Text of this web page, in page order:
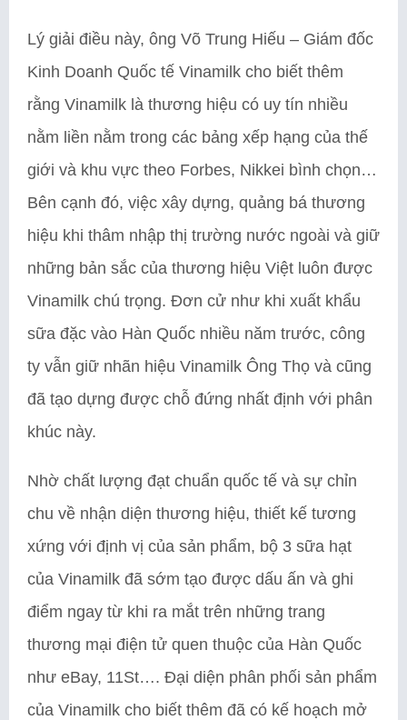
Lý giải điều này, ông Võ Trung Hiếu – Giám đốc
Kinh Doanh Quốc tế Vinamilk cho biết thêm
rằng Vinamilk là thương hiệu có uy tín nhiều
nằm liền nằm trong các bảng xếp hạng của thế
giới và khu vực theo Forbes, Nikkei bình chọn…
Bên cạnh đó, việc xây dựng, quảng bá thương
hiệu khi thâm nhập thị trường nước ngoài và giữ
những bản sắc của thương hiệu Việt luôn được
Vinamilk chú trọng. Đơn cử như khi xuất khẩu
sữa đặc vào Hàn Quốc nhiều năm trước, công
ty vẫn giữ nhãn hiệu Vinamilk Ông Thọ và cũng
đã tạo dựng được chỗ đứng nhất định với phân
khúc này.
Nhờ chất lượng đạt chuẩn quốc tế và sự chỉn
chu về nhận diện thương hiệu, thiết kế tương
xứng với định vị của sản phẩm, bộ 3 sữa hạt
của Vinamilk đã sớm tạo được dấu ấn và ghi
điểm ngay từ khi ra mắt trên những trang
thương mại điện tử quen thuộc của Hàn Quốc
như eBay, 11St…. Đại diện phân phối sản phẩm
của Vinamilk cho biết thêm đã có kế hoạch mở